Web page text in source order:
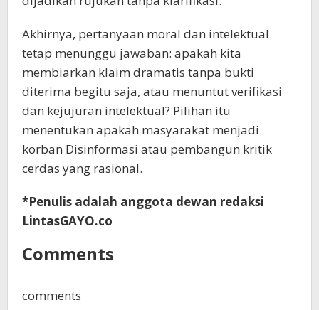
Akhirnya, pertanyaan moral dan intelektual
tetap menunggu jawaban: apakah kita
membiarkan klaim dramatis tanpa bukti
diterima begitu saja, atau menuntut verifikasi
dan kejujuran intelektual? Pilihan itu
menentukan apakah masyarakat menjadi
korban Disinformasi atau pembangun kritik
cerdas yang rasional.
*Penulis adalah anggota dewan redaksi
LintasGAYO.co
Comments
comments